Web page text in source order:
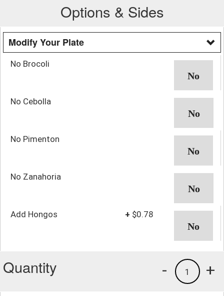
Options & Sides
Modify Your Plate
No Brocoli
No Cebolla
No Pimenton
No Zanahoria
Add Hongos + $0.78
Quantity +
1
-